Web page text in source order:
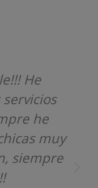
He
he
muy
siempre